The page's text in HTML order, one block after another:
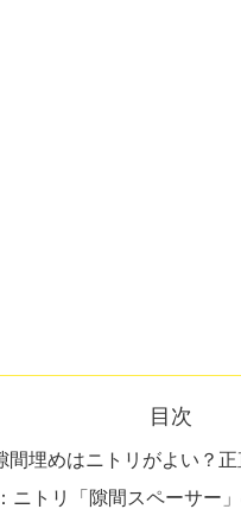
目次
間埋めはニトリがよい？
ニトリ「隙間スペーサー